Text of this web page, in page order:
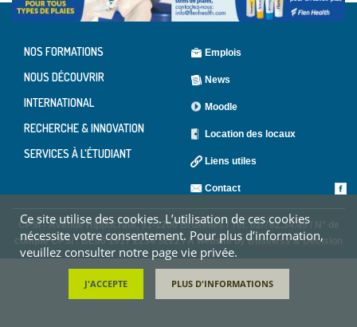
NOS FORMATIONS
NOUS DÉCOUVRIR
INTERNATIONAL
RECHERCHE & INNOVATION
SERVICES À L'ÉTUDIANT
Emplois
News
Moodle
Location des locaux
Liens utiles
Contact
CPSI - Avenue Hippocrate, 91-1200 Bruxelles / Tél: 02/762.34.45 / N° de
compte CPSI : BE06 1917 2234 5222 / A website byBusiness & Decision
Ce site utilise des cookies. L’utilisation de ces cookies
nécessite votre consentement. Pour plus d’information,
veuillez consulter notre page vie privée.
J'ACCEPTE PLUS D'INFORMATIONS